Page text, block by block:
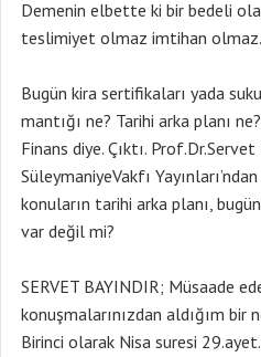
Demenin elbette ki bir bedeli
teslimiyet olmaz imtihan olmaz.
Bugün kira sertifikaları yada
mantığı ne? Tarihi arka planı
Finans diye. Çıktı.
SüleymaniyeVakfı
konuların tarihi arka planı,
var değil mi?
SERVET BAYINDIR; Müsaade
konuşmalarınızdan aldığım
Birinci olarak Nisa suresi